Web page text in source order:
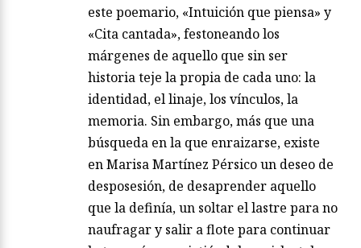
este poemario, «Intuición que piensa» y
«Cita cantada», festoneando los
márgenes de aquello que sin ser
historia teje la propia de cada uno: la
identidad, el linaje, los vínculos, la
memoria. Sin embargo, más que una
búsqueda en la que enraizarse, existe
en Marisa Martínez Pérsico un deseo de
desposesión, de desaprender aquello
que la definía, un soltar el lastre para no
naufragar y salir a flote para continuar